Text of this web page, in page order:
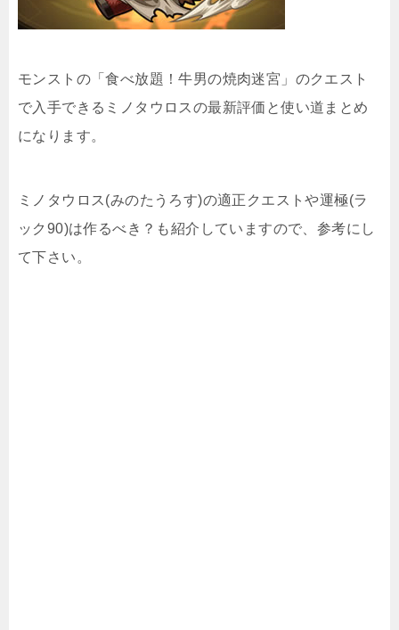
モンストの「食べ放題！牛男の焼肉迷宮」のクエスト
で入手できるミノタウロスの最新評価と使い道まとめ
になります。
ミノタウロス(みのたうろす)の適正クエストや運極(ラ
ック90)は作るべき？も紹介していますので、参考にし
て下さい。